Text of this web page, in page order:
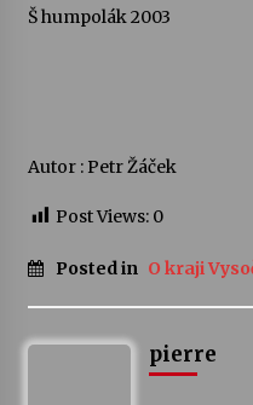
Š humpolák 2003
Autor : Petr Žáček
Post Views: 0
Posted in O kraji
pierre